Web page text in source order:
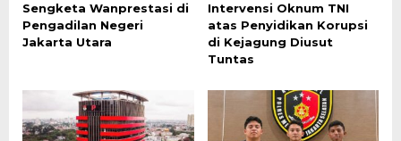
Sengketa Wanprestasi di
Pengadilan Negeri
Jakarta Utara
Intervensi Oknum TNI
atas Penyidikan Korupsi
di Kejagung Diusut
Tuntas